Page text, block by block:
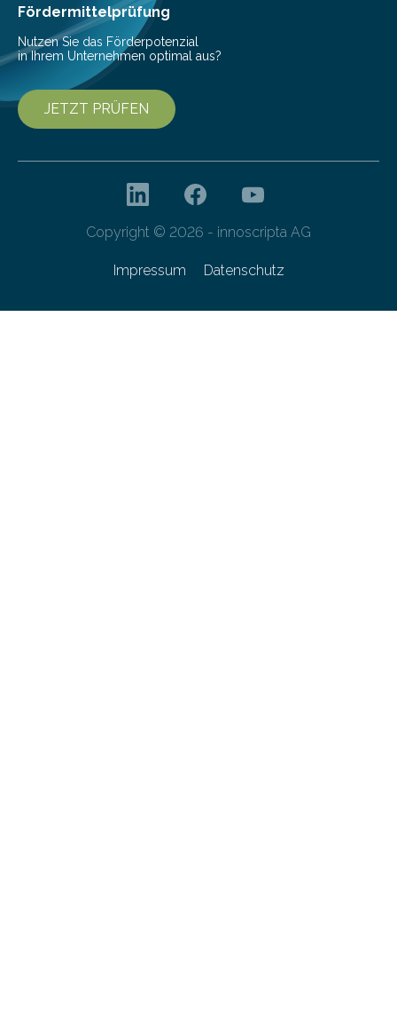
Gefahr erheblicher…
Fördermittelprüfung
Nutzen Sie das Förderpotenzial
in Ihrem Unternehmen optimal aus?
JETZT PRÜFEN
Copyright © 2026 - innoscripta AG
Impressum Datenschutz